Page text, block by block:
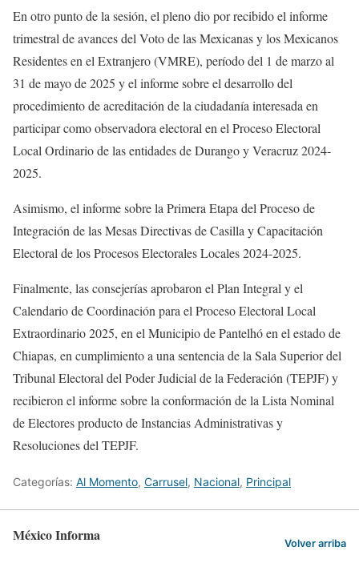
En otro punto de la sesión, el pleno dio por recibido el informe
trimestral de avances del Voto de las Mexicanas y los Mexicanos
Residentes en el Extranjero (VMRE), período del 1 de marzo al
31 de mayo de 2025 y el informe sobre el desarrollo del
procedimiento de acreditación de la ciudadanía interesada en
participar como observadora electoral en el Proceso Electoral
Local Ordinario de las entidades de Durango y Veracruz 2024-
2025.
Asimismo, el informe sobre la Primera Etapa del Proceso de
Integración de las Mesas Directivas de Casilla y Capacitación
Electoral de los Procesos Electorales Locales 2024-2025.
Finalmente, las consejerías aprobaron el Plan Integral y el
Calendario de Coordinación para el Proceso Electoral Local
Extraordinario 2025, en el Municipio de Pantelhó en el estado de
Chiapas, en cumplimiento a una sentencia de la Sala Superior del
Tribunal Electoral del Poder Judicial de la Federación (TEPJF) y
recibieron el informe sobre la conformación de la Lista Nominal
de Electores producto de Instancias Administrativas y
Resoluciones del TEPJF.
Categorías: Al Momento, Carrusel, Nacional, Principal
México Informa Volver arriba